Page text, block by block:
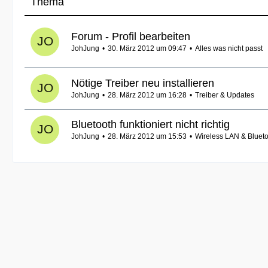
Forum - Profil bearbeiten
JohJung 30. März 2012 um 09:47 Alles was nicht passt
Nötige Treiber neu installieren
JohJung 28. März 2012 um 16:28 Treiber & Updates
Bluetooth funktioniert nicht richtig
JohJung 28. März 2012 um 15:53 Wireless LAN &